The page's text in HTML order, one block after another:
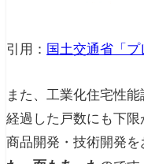
引用： 国土交通省「プ
また、工業化住宅性
経過した戸数にも下
商品開発・技術開発を